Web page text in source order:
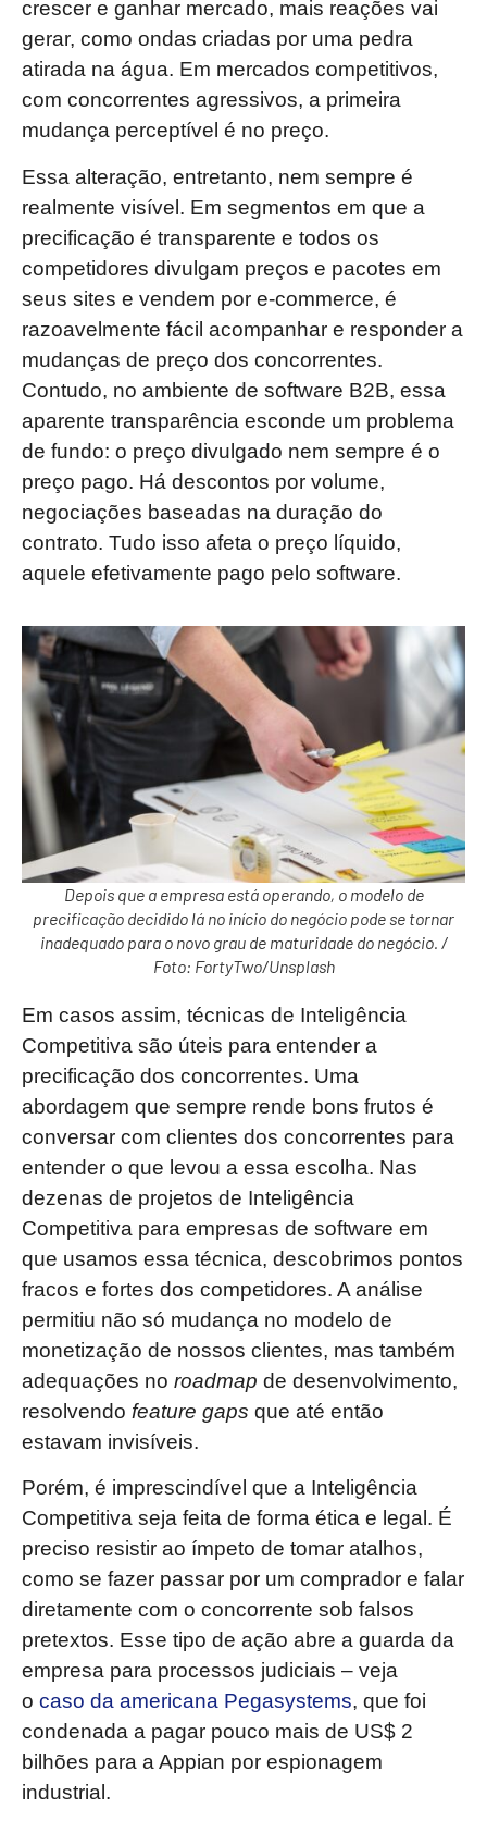
crescer e ganhar mercado, mais reações vai
gerar, como ondas criadas por uma pedra
atirada na água. Em mercados competitivos,
com concorrentes agressivos, a primeira
mudança perceptível é no preço.
Essa alteração, entretanto, nem sempre é
realmente visível. Em segmentos em que a
precificação é transparente e todos os
competidores divulgam preços e pacotes em
seus sites e vendem por e-commerce, é
razoavelmente fácil acompanhar e responder a
mudanças de preço dos concorrentes.
Contudo, no ambiente de software B2B, essa
aparente transparência esconde um problema
de fundo: o preço divulgado nem sempre é o
preço pago. Há descontos por volume,
negociações baseadas na duração do
contrato. Tudo isso afeta o preço líquido,
aquele efetivamente pago pelo software.
Depois que a empresa está operando, o modelo de
precificação decidido lá no início do negócio pode se tornar
inadequado para o novo grau de maturidade do negócio. /
Foto: FortyTwo/Unsplash
Em casos assim, técnicas de Inteligência
Competitiva são úteis para entender a
precificação dos concorrentes. Uma
abordagem que sempre rende bons frutos é
conversar com clientes dos concorrentes para
entender o que levou a essa escolha. Nas
dezenas de projetos de Inteligência
Competitiva para empresas de software em
que usamos essa técnica, descobrimos pontos
fracos e fortes dos competidores. A análise
permitiu não só mudança no modelo de
monetização de nossos clientes, mas também
adequações no roadmap de desenvolvimento,
resolvendo feature gaps que até então
estavam invisíveis.
Porém, é imprescindível que a Inteligência
Competitiva seja feita de forma ética e legal. É
preciso resistir ao ímpeto de tomar atalhos,
como se fazer passar por um comprador e falar
diretamente com o concorrente sob falsos
pretextos. Esse tipo de ação abre a guarda da
empresa para processos judiciais – veja
o caso da americana Pegasystems, que foi
condenada a pagar pouco mais de US$ 2
bilhões para a Appian por espionagem
industrial.